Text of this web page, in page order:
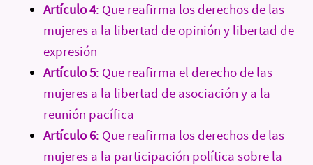
Artículo 4: Que reafirma los derechos de las
mujeres a la libertad de opinión y libertad de
expresión
Artículo 5: Que reafirma el derecho de las
mujeres a la libertad de asociación y a la
reunión pacífica
Artículo 6: Que reafirma los derechos de las
mujeres a la participación política sobre la